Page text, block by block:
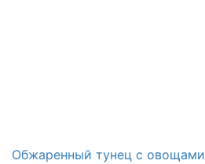
Обжаренный тунец с овощами